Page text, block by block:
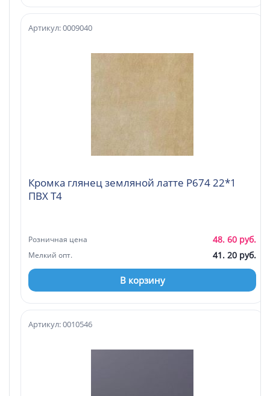
Кромка глянец земляной латте Р674 22*1
ПВХ Т4
Артикул: 0009040
Розничная цена 48. 60 руб.
Мелкий опт. 41. 20 руб.
В корзину
Артикул: 0010546